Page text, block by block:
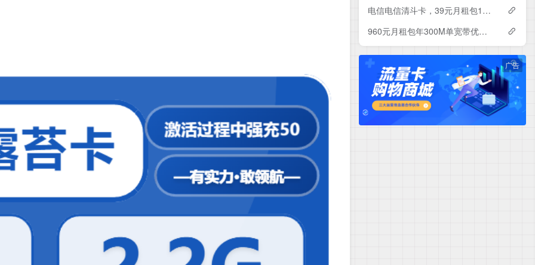
电信电信清斗卡，39元月租包185G+200分钟
960元月租包年300M单宽带优惠套餐！电信辽宁沈阳宽带卡套餐详情与办理指南
广告